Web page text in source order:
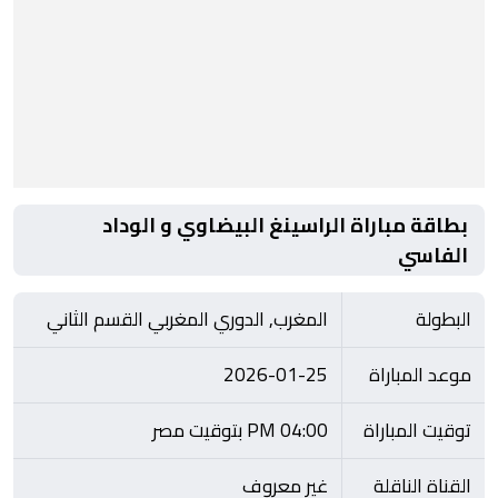
بطاقة مباراة الراسينغ البيضاوي و الوداد
الفاسي
البطولة
المغرب, الدوري المغربي القسم الثاني
موعد المباراة
2026-01-25
توقيت المباراة
04:00 PM بتوقيت مصر
القناة الناقلة
غير معروف